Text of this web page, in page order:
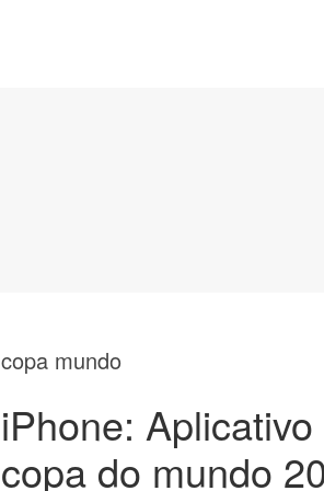
copa mundo
iPhone:
copa do mundo